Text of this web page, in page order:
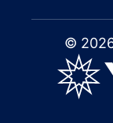
© 2026